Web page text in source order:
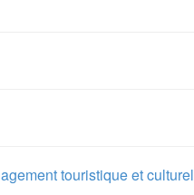
touristique et culturel